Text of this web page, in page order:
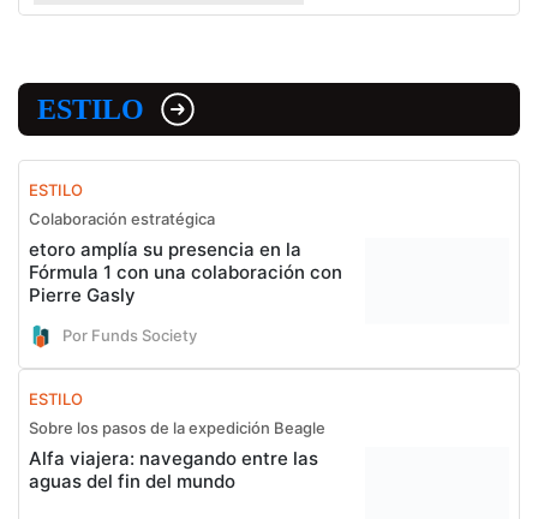
ESTILO
ESTILO
Colaboración estratégica
etoro amplía su presencia en la
Fórmula 1 con una colaboración con
Pierre Gasly
Por Funds Society
ESTILO
Sobre los pasos de la expedición Beagle
Alfa viajera: navegando entre las
aguas del fin del mundo